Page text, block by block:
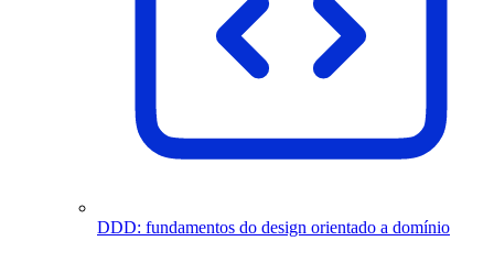
DDD: fundamentos do design orientado a domínio